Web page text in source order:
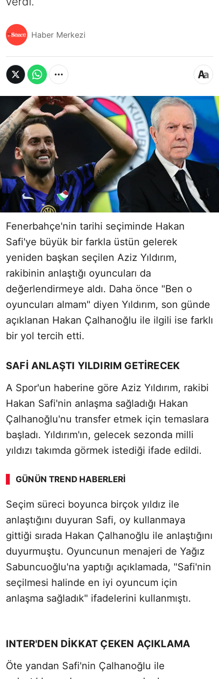
Haber Merkezi
Fenerbahçe'nin tarihi seçiminde Hakan
Safi'ye büyük bir farkla üstün gelerek
yeniden başkan seçilen Aziz Yıldırım,
rakibinin anlaştığı oyuncuları da
değerlendirmeye aldı. Daha önce "Ben o
oyuncuları almam" diyen Yıldırım, son günde
açıklanan Hakan Çalhanoğlu ile ilgili ise farklı
bir yol tercih etti.
SAFİ ANLAŞTI YILDIRIM GETİRECEK
A Spor'un haberine göre Aziz Yıldırım, rakibi
Hakan Safi'nin anlaşma sağladığı Hakan
Çalhanoğlu'nu transfer etmek için temaslara
başladı. Yıldırım'ın, gelecek sezonda milli
yıldızı takımda görmek istediği ifade edildi.
GÜNÜN TREND HABERLERI
Seçim süreci boyunca birçok yıldız ile
anlaştığını duyuran Safi, oy kullanmaya
gittiği sırada Hakan Çalhanoğlu ile anlaştığını
duyurmuştu. Oyuncunun menajeri de Yağız
Sabuncuoğlu'na yaptığı açıklamada, "Safi'nin
seçilmesi halinde en iyi oyuncum için
anlaşma sağladık" ifadelerini kullanmıştı.
INTER'DEN DİKKAT ÇEKEN AÇIKLAMA
Öte yandan Safi'nin Çalhanoğlu ile